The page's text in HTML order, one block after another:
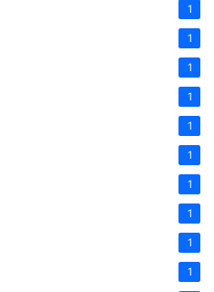
1
1
1
1
1
1
1
1
1
1